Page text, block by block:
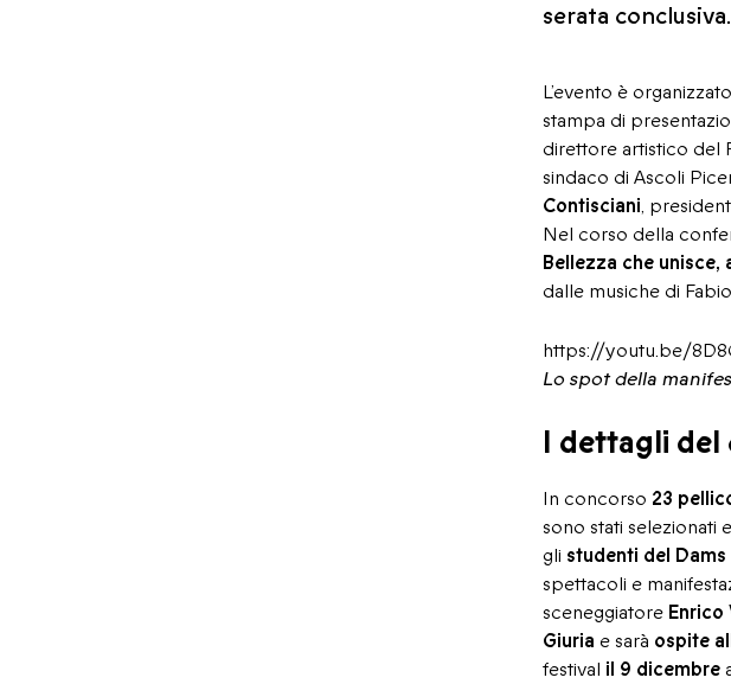
serata conclusiva.
L’evento è
stampa di
direttore artistico del
sindaco di Ascoli
Contisciani,
Nel corso della
Bellezza che unisce,
dalle musiche di
https://youtu.be/
Lo spot della
I dettagli del
In concorso 23
sono stati selezionati
gli studenti del Dams
spettacoli e
sceneggiatore Enrico
Giuria e sarà ospite
festival il 9 dicembre